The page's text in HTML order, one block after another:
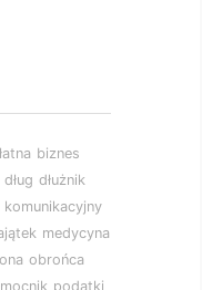
biznes
dług dłużnik
komunikacyjny
medycyna
obrońca
podatki